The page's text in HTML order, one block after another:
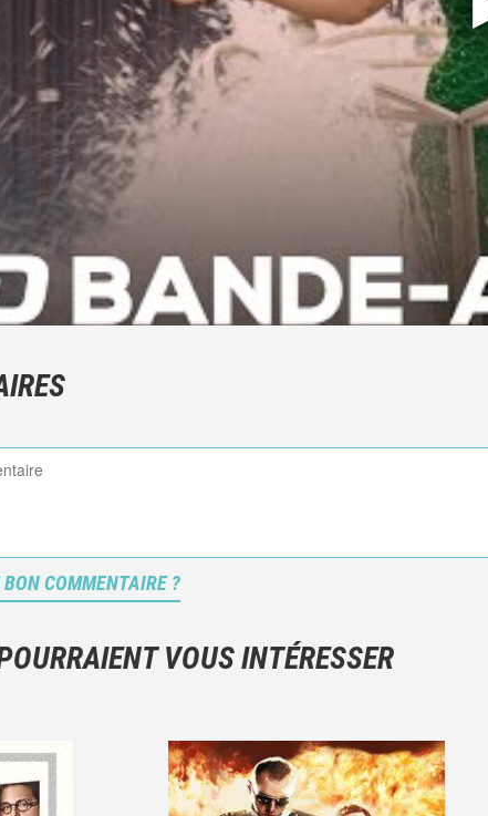
BON COMMENTAIRE ?
N'hésitez pas à décrire
Et, attention à ne pas dévoiler
VOUS INTÉRESSER